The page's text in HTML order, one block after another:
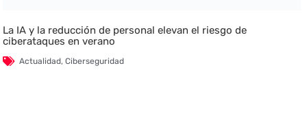
La IA y la reducción de personal elevan el riesgo de
ciberataques en verano
Actualidad,Ciberseguridad